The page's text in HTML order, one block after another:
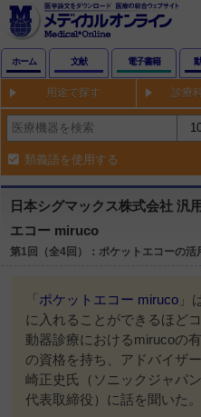
ホーム 文献 電子書籍
用途で探す 診療
類義語を使用する
日本シグマックス株式会社 汎
エコー miruco
第1回（全4回）：ポケットエコーの
「 ポケットエコー miruco」
に入れることができるほど
動器診療におけるmirucoの
の資格を持ち、アドバイザ
崎正史氏（ソニックジャパ
代表取締役）に話を聞いた。